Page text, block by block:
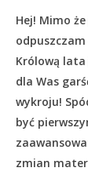
Hej! Mimo
Królową
dla Was
wykroju!
być
zmian